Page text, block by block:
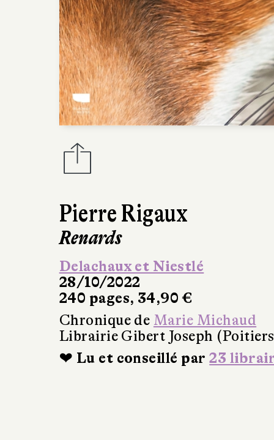
Pierre Rigaux
Renards
Delachaux et Niestlé
28/10/2022
240 pages, 34,90 €
Chronique de Marie Michaud
Librairie Gibert Joseph
❤ Lu et conseillé par23